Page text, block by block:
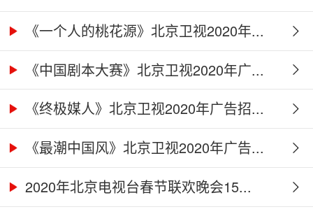
《一个人的桃花源》北京卫视2020年...
《中国剧本大赛》北京卫视2020年广...
《终极媒人》北京卫视2020年广告招...
《最潮中国风》北京卫视2020年广告...
2020年北京电视台春节联欢晚会15...